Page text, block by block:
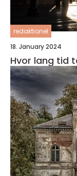
redaktionel
18. January 2024
Hvor lang tid